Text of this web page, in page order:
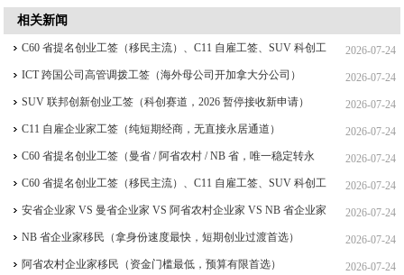
相关新闻
2026-07-24
C60 省提名创业工签（移民主流）、C11 自雇工签、SUV 科创工
签、ICT 跨国高管工签比较 2026-07-24
ICT 跨国公司高管调拨工签（海外母公司开加拿大分公司）
2026-07-24
SUV 联邦创新创业工签（科创赛道，2026 暂停接收新申请）
2026-07-24
C11 自雇企业家工签（纯短期经商，无直接永居通道）
2026-07-24
C60 省提名创业工签（曼省 / 阿省农村 / NB 省，唯一稳定转永
居，重点） 2026-07-24
C60 省提名创业工签（移民主流）、C11 自雇工签、SUV 科创工
签、ICT 跨国高管工签 2026-07-24
安省企业家 VS 曼省企业家 VS 阿省农村企业家 VS NB 省企业家
四合一详细对比（2026 年 7 月最新官方政策） 2026-07-24
NB 省企业家移民（拿身份速度最快，短期创业过渡首选）
2026-07-24
阿省农村企业家移民（资金门槛最低，预算有限首选）